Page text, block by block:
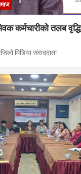
कर्मचारीको तलब
मिडिया संवाददाता